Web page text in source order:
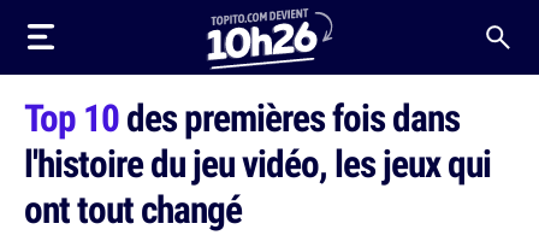
Top 10des premières fois dans
l'histoire du jeu vidéo, les jeux qui
ont tout changé